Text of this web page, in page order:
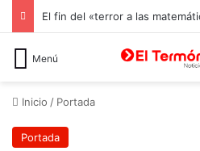
Menú
Inicio / Portada
Portada